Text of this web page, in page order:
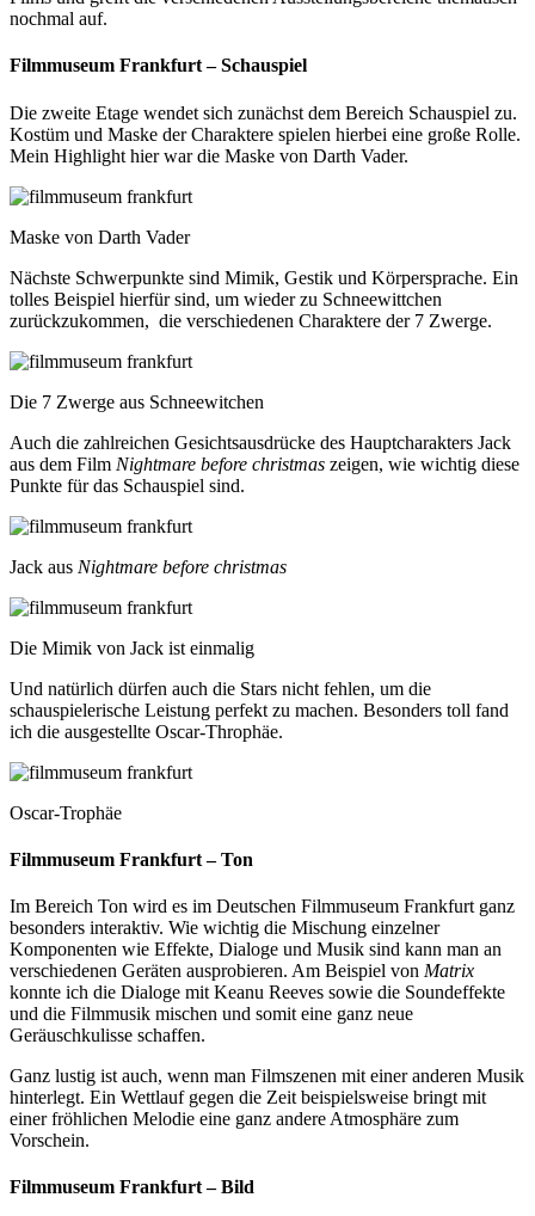
nochmal auf.
Filmmuseum Frankfurt – Schauspiel
Die zweite Etage wendet sich zunächst dem Bereich Schauspiel zu.
Kostüm und Maske der Charaktere spielen hierbei eine große Rolle.
Mein Highlight hier war die Maske von Darth Vader.
Maske von Darth Vader
Nächste Schwerpunkte sind Mimik, Gestik und Körpersprache. Ein
tolles Beispiel hierfür sind, um wieder zu Schneewittchen
zurückzukommen, die verschiedenen Charaktere der 7 Zwerge.
Die 7 Zwerge aus Schneewitchen
Auch die zahlreichen Gesichtsausdrücke des Hauptcharakters Jack
aus dem Film Nightmare before christmas zeigen, wie wichtig diese
Punkte für das Schauspiel sind.
Jack aus Nightmare before christmas
Die Mimik von Jack ist einmalig
Und natürlich dürfen auch die Stars nicht fehlen, um die
schauspielerische Leistung perfekt zu machen. Besonders toll fand
ich die ausgestellte Oscar-Throphäe.
Oscar-Trophäe
Filmmuseum Frankfurt – Ton
Im Bereich Ton wird es im Deutschen Filmmuseum Frankfurt ganz
besonders interaktiv. Wie wichtig die Mischung einzelner
Komponenten wie Effekte, Dialoge und Musik sind kann man an
verschiedenen Geräten ausprobieren. Am Beispiel von Matrix
konnte ich die Dialoge mit Keanu Reeves sowie die Soundeffekte
und die Filmmusik mischen und somit eine ganz neue
Geräuschkulisse schaffen.
Ganz lustig ist auch, wenn man Filmszenen mit einer anderen Musik
hinterlegt. Ein Wettlauf gegen die Zeit beispielsweise bringt mit
einer fröhlichen Melodie eine ganz andere Atmosphäre zum
Vorschein.
Filmmuseum Frankfurt – Bild